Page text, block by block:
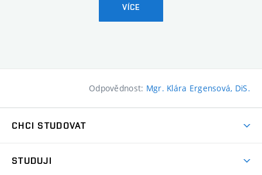
VÍCE
Odpovědnost: Mgr. Klára Ergensová, DiS.
CHCI STUDOVAT
STUDUJI